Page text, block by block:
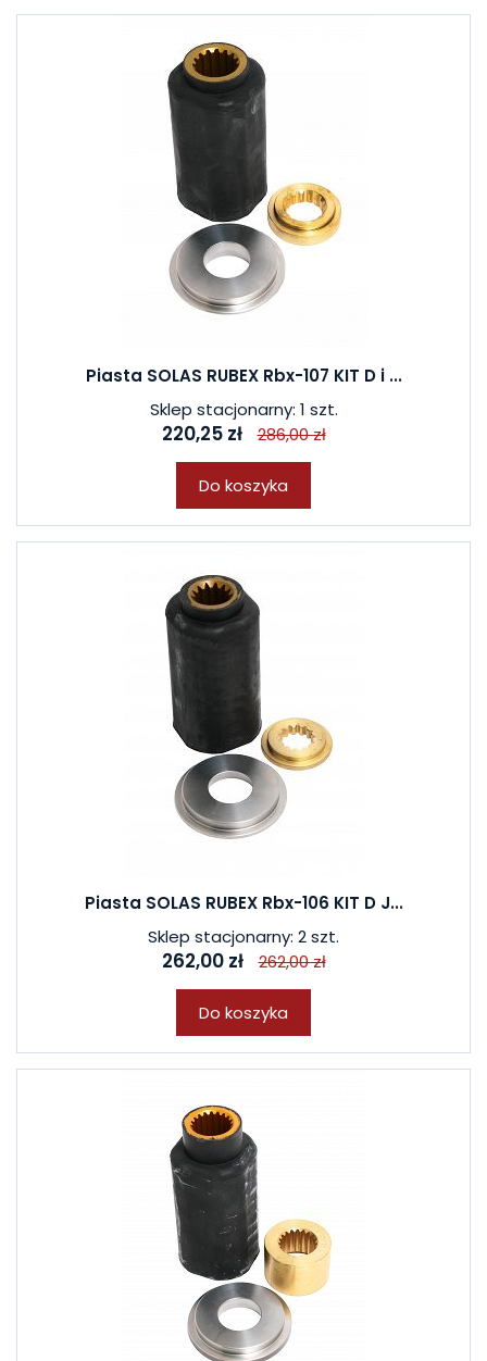
Piasta SOLAS RUBEX Rbx-107 KIT D i ...
Sklep stacjonarny: 1 szt.
220,25 zł 286,00 zł
Do koszyka
Piasta SOLAS RUBEX Rbx-106 KIT D J...
Sklep stacjonarny: 2 szt.
262,00 zł 262,00 zł
Do koszyka